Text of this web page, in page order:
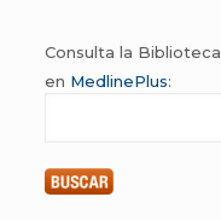
Consulta la
en MedlinePlus: